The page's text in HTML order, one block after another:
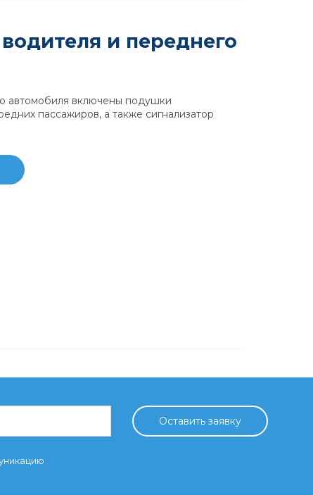
и переднего
автомобиля включены подушки
пассажиров, а также сигнализатор
Оставить заявку